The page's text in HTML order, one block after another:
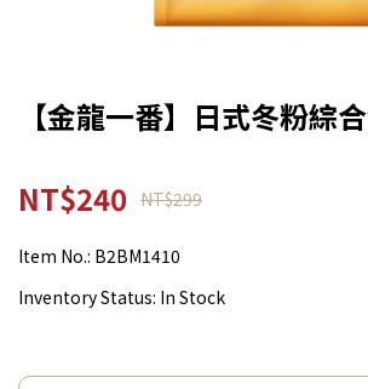
【金龍一番】日式冬粉綜
NT$240 NT$299
Item No.: B2BM1410
Inventory Status: In Stock